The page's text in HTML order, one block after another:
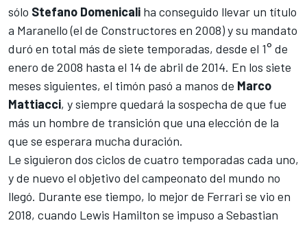
sólo Stefano Domenicali ha conseguido llevar un título
a Maranello (el de Constructores en 2008) y su mandato
duró en total más de siete temporadas, desde el 1° de
enero de 2008 hasta el 14 de abril de 2014. En los siete
meses siguientes, el timón pasó a manos de Marco
Mattiacci, y siempre quedará la sospecha de que fue
más un hombre de transición que una elección de la
que se esperara mucha duración.
Le siguieron dos ciclos de cuatro temporadas cada uno,
y de nuevo el objetivo del campeonato del mundo no
llegó. Durante ese tiempo, lo mejor de Ferrari se vio en
2018, cuando Lewis Hamilton se impuso a Sebastian